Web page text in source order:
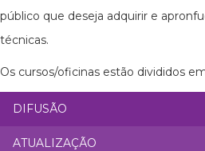
público que deseja adquirir e
técnicas.
Os cursos/oficinas estão divididos
DIFUSÃO
ATUALIZAÇÃO